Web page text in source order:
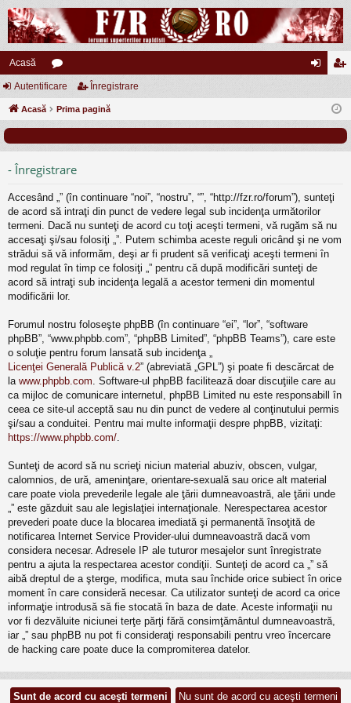
Acasă
or
u eg
Autentificare Înregistrare
Acasă Prima pagină
- Înregistrare
Accesând „” (în continuare “noi”, “nostru”, “”, “http://fzr.ro/forum”), sunteţi
de acord să intraţi din punct de vedere legal sub incidenţa următorilor
termeni. Dacă nu sunteţi de acord cu toţi aceşti termeni, vă rugăm să nu
accesaţi şi/sau folosiţi „”. Putem schimba aceste reguli oricând şi ne vom
strădui să vă informăm, deşi ar fi prudent să verificaţi aceşti termeni în
mod regulat în timp ce folosiţi „” pentru că după modificări sunteţi de
acord să intraţi sub incidenţa legală a acestor termeni din momentul
modificării lor.
Forumul nostru foloseşte phpBB (în continuare “ei”, “lor”, “software
phpBB”, “www.phpbb.com”, “phpBB Limited”, “phpBB Teams”), care este
o soluţie pentru forum lansată sub incidenţa „
Licenţei Generală Publică v.2” (abreviată „GPL”) şi poate fi descărcat de
la www.phpbb.com . Software-ul phpBB facilitează doar discuţiile care au
ca mijloc de comunicare internetul, phpBB Limited nu este responsabill în
ceea ce site-ul acceptă sau nu din punct de vedere al conţinutului permis
şi/sau a conduitei. Pentru mai multe informaţii despre phpBB, vizitaţi:
https://www.phpbb.com/
Sunteţi de acord să nu scrieţi niciun material abuziv, obscen, vulgar,
calomnios, de ură, ameninţare, orientare-sexuală sau orice alt material
care poate viola prevederile legale ale ţării dumneavoastră, ale ţării unde
„” este găzduit sau ale legislaţiei internaţionale. Nerespectarea acestor
prevederi poate duce la blocarea imediată şi permanentă însoţită de
notificarea Internet Service Provider-ului dumneavoastră dacă vom
considera necesar. Adresele IP ale tuturor mesajelor sunt înregistrate
pentru a ajuta la respectarea acestor condiţii. Sunteţi de acord ca „” să
aibă dreptul de a şterge, modifica, muta sau închide orice subiect în orice
moment în care consideră necesar. Ca utilizator sunteţi de acord ca orice
informaţie introdusă să fie stocată în baza de date. Aceste informaţii nu
vor fi dezvăluite niciunei terţe părţi fără consimţământul dumneavoastră,
iar „” sau phpBB nu pot fi consideraţi responsabili pentru vreo încercare
de hacking care poate duce la compromiterea datelor.